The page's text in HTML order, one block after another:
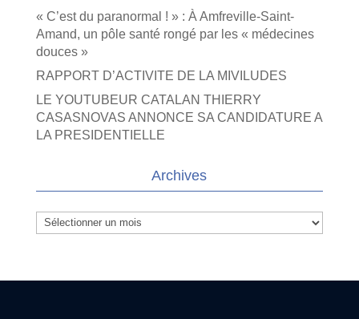
« C’est du paranormal ! » : À Amfreville-Saint-
Amand, un pôle santé rongé par les « médecines
douces »
RAPPORT D’ACTIVITE DE LA MIVILUDES
LE YOUTUBEUR CATALAN THIERRY
CASASNOVAS ANNONCE SA CANDIDATURE A
LA PRESIDENTIELLE
Archives
Archives